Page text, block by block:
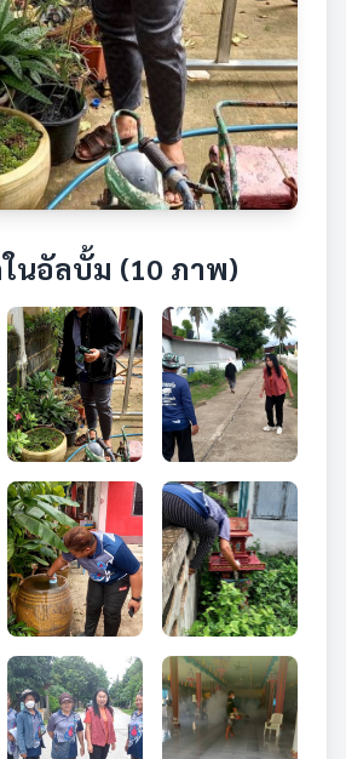
นอัลบั้ม (10 ภาพ)